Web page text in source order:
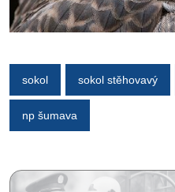
sokol sokol stěhovavý
np šumava